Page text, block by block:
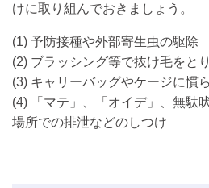
けに取り組んでおきましょう。
(1) 予防接種や外部寄生虫の駆除
(2) ブラッシング等で抜け毛をと
(3) キャリーバッグやケージに慣
(4) 「マテ」、「オイデ」、無駄
場所での排泄などのしつけ